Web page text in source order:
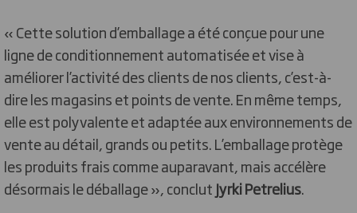
« Cette solution d’emballage a été conçue pour une
ligne de conditionnement automatisée et vise à
améliorer l’activité des clients de nos clients, c’est-à-
dire les magasins et points de vente. En même temps,
elle est polyvalente et adaptée aux environnements de
vente au détail, grands ou petits. L’emballage protège
les produits frais comme auparavant, mais accélère
désormais le déballage », conclut Jyrki Petrelius.